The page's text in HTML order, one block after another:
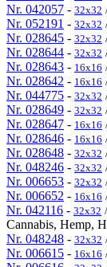
Nr. 042057 - 32x32
Nr. 052191 - 32x32
Nr. 028645 - 32x32
Nr. 028644 - 32x32
Nr. 028643 - 16x16
Nr. 028642 - 16x16
Nr. 044775 - 32x32
Nr. 028649 - 32x32
Nr. 028647 - 16x16
Nr. 028646 - 16x16
Nr. 028648 - 32x32
Nr. 048246 - 32x32
Nr. 006653 - 32x32
Nr. 006652 - 16x16
Nr. 042116 - 32x32
Cannabis, Hemp,
Nr. 048248 - 32x32
Nr. 006615 - 16x16